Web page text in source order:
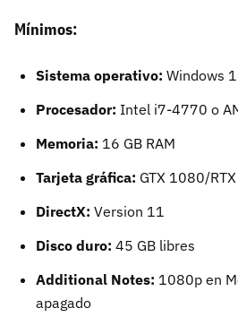
Mínimos:
Sistema operativo: Windows
Procesador: Intel i7-4770 o
Memoria: 16 GB RAM
Tarjeta gráfica: GTX 1080/
DirectX: Version 11
Disco duro: 45 GB libres
Additional Notes: 1080p en
apagado